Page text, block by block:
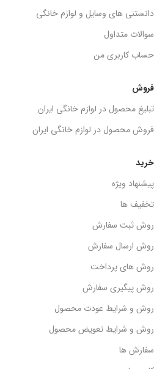
خرید
پیشنهاد ویژه
تخفیف ها
روش ثبت سفارش
روش ارسال سفارش
روش های پرداخت
روش پیگیری سفارش
روش و شرایط عودت محصول
روش و شرایط تعویض محصول
سفارش ها
فروش
تبلیغ محصول در لوازم خانگی ایران
فروش محصول در لوازم خانگی ایران
دانستنی های وسایل و لوازم خانگی
سوالات متداول
حساب کاربری من